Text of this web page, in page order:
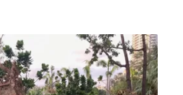
行道改善工程讓行道樹遭大量移除
樹，或施工傷及樹體樹根而埋下未
委羅廷瑋於立法院舉行記者會，要
保護及種植規範，並於預算審查階
樹之維護，優化都市環境並